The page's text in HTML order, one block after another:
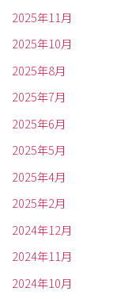
2025年11月
2025年10月
2025年8月
2025年7月
2025年6月
2025年5月
2025年4月
2025年2月
2024年12月
2024年11月
2024年10月